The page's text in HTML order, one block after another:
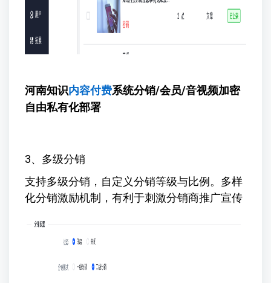
河南知识内容付费系统分销/会员/音视频加密
自由私有化部署
3、多级分销
支持多级分销，自定义分销等级与比例。多样
化分销激励机制，有利于刺激分销商推广宣传